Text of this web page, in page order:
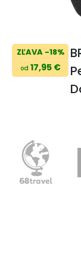
ZĽAVA -18%
od 17,95 €